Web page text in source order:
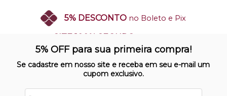
5% DESCONTO no Boleto e Pix
Nosso site opera em ambiente
protegido
5% OFF para sua primeira compra!
Se cadastre em nosso site e receba em seu e-mail um
cupom exclusivo.